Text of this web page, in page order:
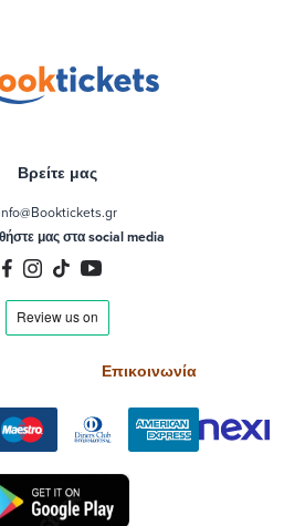
Βρείτε μας
μας στα social media
Επικοινωνία